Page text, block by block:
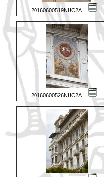
20160600519NUC2A
20160600526NUC2A